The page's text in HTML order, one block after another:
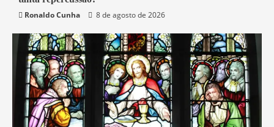
Ronaldo Cunha
8 de agosto de 2026